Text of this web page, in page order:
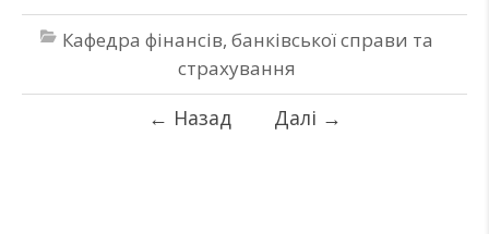
Кафедра фінансів, банківської справи та
страхування
← Назад Далі →